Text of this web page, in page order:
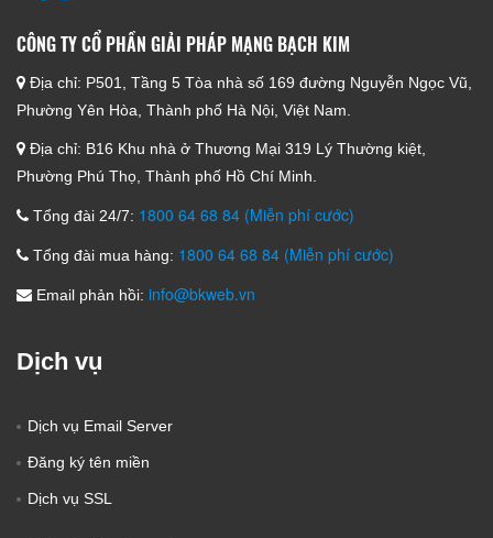
CÔNG TY CỔ PHẦN GIẢI PHÁP MẠNG BẠCH KIM
Địa chỉ: P501, Tầng 5 Tòa nhà số 169 đường Nguyễn Ngọc Vũ,
Phường Yên Hòa, Thành phố Hà Nội, Việt Nam.
Địa chỉ: B16 Khu nhà ở Thương Mại 319 Lý Thường kiệt,
Phường Phú Thọ, Thành phố Hồ Chí Minh.
Tổng đài 24/7: 1800 64 68 84 (Miễn phí cước)
Tổng đài mua hàng: 1800 64 68 84 (Miễn phí cước)
Email phản hồi: info@bkweb.vn
Dịch vụ
Dịch vụ Email Server
Đăng ký tên miền
Dịch vụ SSL